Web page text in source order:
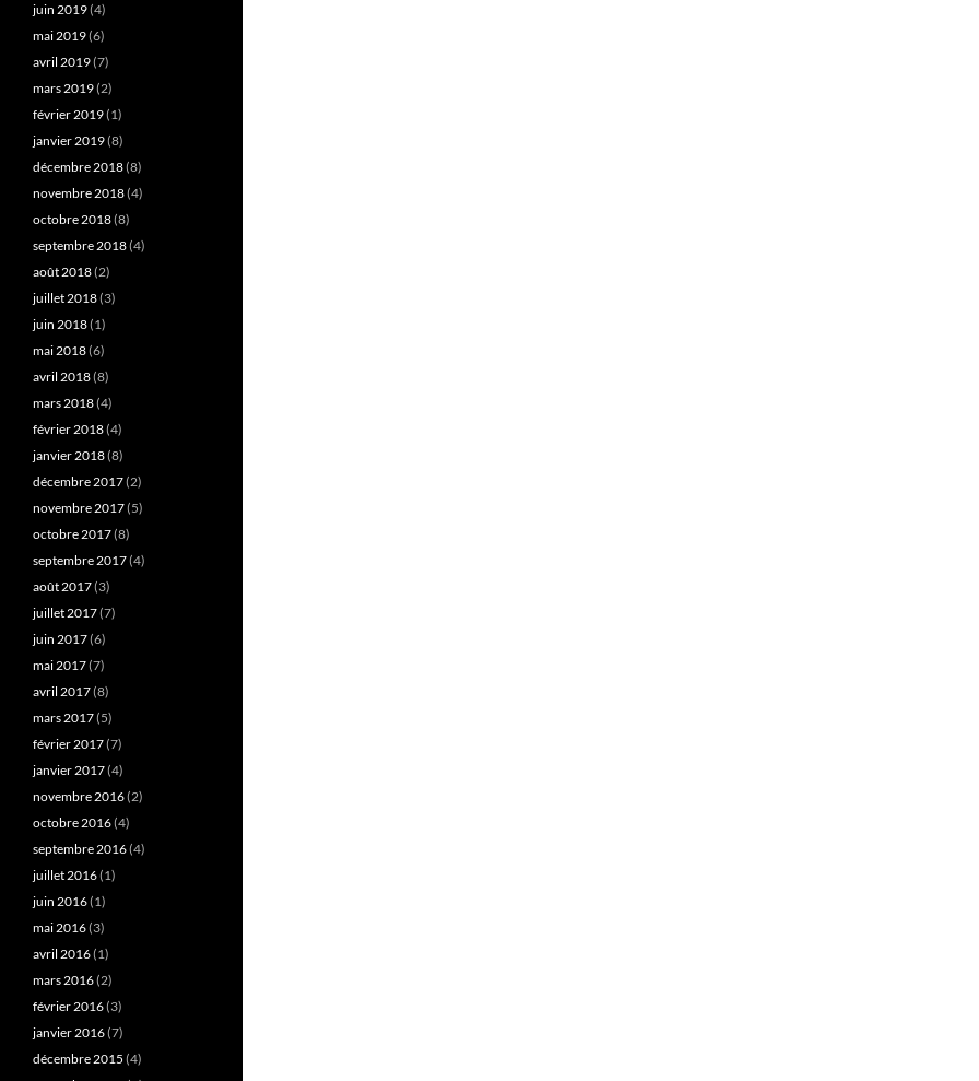
juin 2019(4)
mai 2019(6)
avril 2019(7)
mars 2019(2)
février 2019(1)
janvier 2019(8)
décembre 2018(8)
novembre 2018(4)
octobre 2018(8)
septembre 2018(4)
août 2018(2)
juillet 2018(3)
juin 2018(1)
mai 2018(6)
avril 2018(8)
mars 2018(4)
février 2018(4)
janvier 2018(8)
décembre 2017(2)
novembre 2017(5)
octobre 2017(8)
septembre 2017(4)
août 2017(3)
juillet 2017(7)
juin 2017(6)
mai 2017(7)
avril 2017(8)
mars 2017(5)
février 2017(7)
janvier 2017(4)
novembre 2016(2)
octobre 2016(4)
septembre 2016(4)
juillet 2016(1)
juin 2016(1)
mai 2016(3)
avril 2016(1)
mars 2016(2)
février 2016(3)
janvier 2016(7)
décembre 2015 (4)